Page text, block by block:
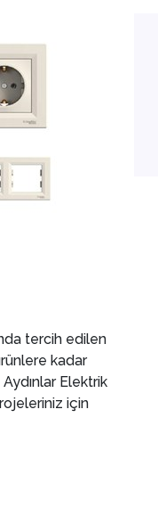
tercih edilen
kadar
Elektrik
için